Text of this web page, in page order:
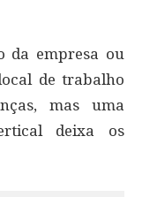
da empresa ou
de trabalho
mas uma
deixa os